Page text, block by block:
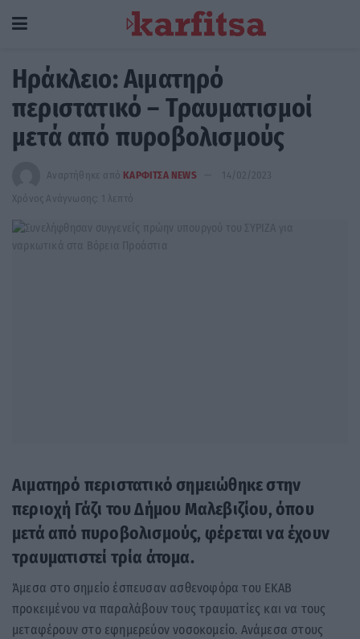
Hράκλειο: Αιματηρό
περιστατικό – Τραυματισμοί
μετά από πυροβολισμούς
Αναρτήθηκε από ΚΑΡΦΙΤΣΑ NEWS
14/02/2023
Χρόνος Ανάγνωσης: 1 λεπτό
Αιματηρό περιστατικό σημειώθηκε στην
περιοχή Γάζι του Δήμου Μαλεβιζίου, όπου
μετά από πυροβολισμούς, φέρεται να έχουν
τραυματιστεί τρία άτομα.
Άμεσα στο σημείο έσπευσαν ασθενοφόρα του ΕΚΑΒ
προκειμένου να παραλάβουν τους τραυματίες και να τους
μεταφέρουν στο εφημερεύον νοσοκομείο. Ανάμεσα στους